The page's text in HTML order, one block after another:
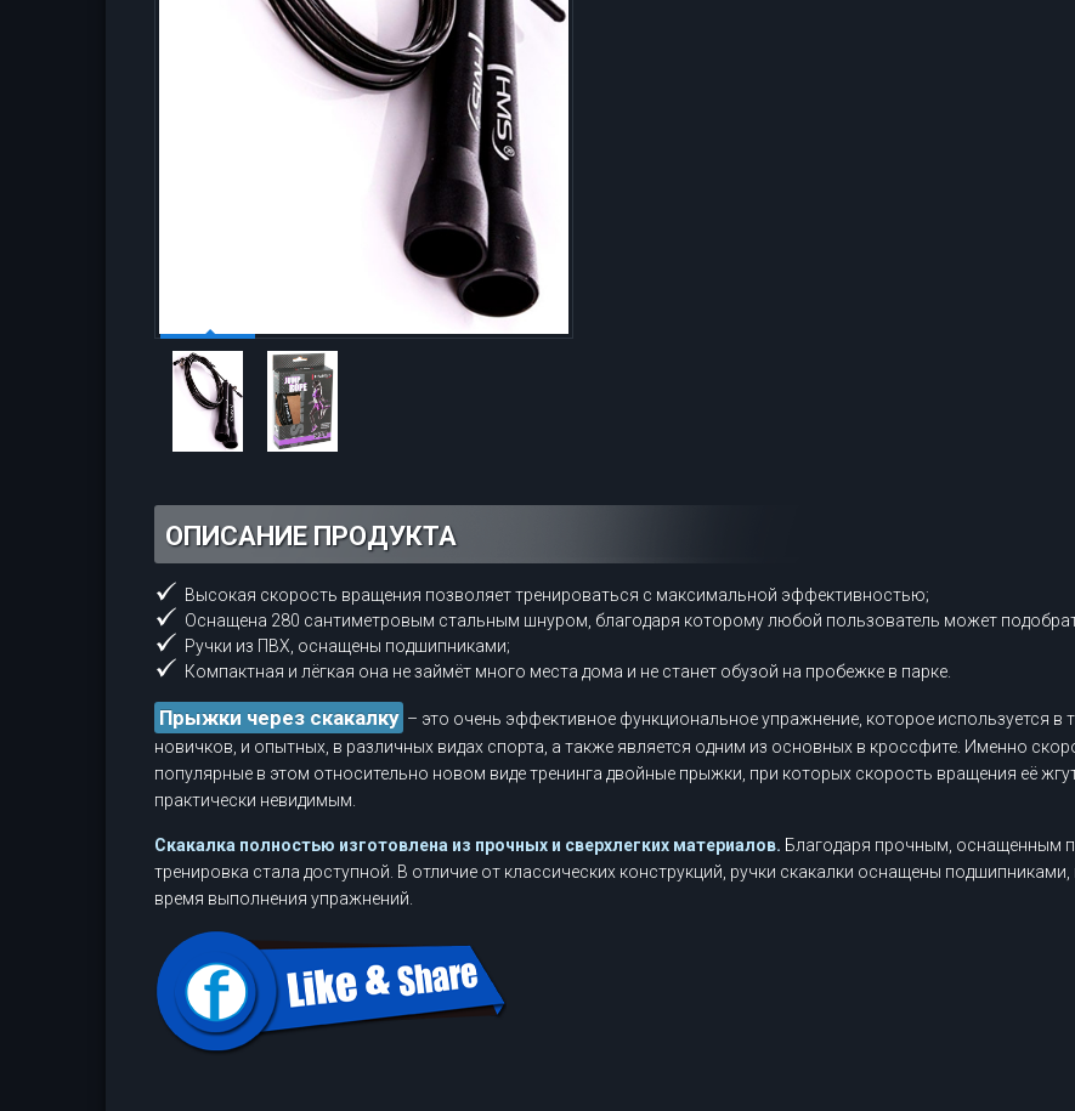
ОПИСАНИЕ ПРОДУКТА
Высокая скорость вращения позволяет тренироваться с максимальной эффективностью;
Оснащена 280 сантиметровым стальным шнуром, благодаря которому любой пользователь может
Ручки из ПВХ, оснащены подшипниками;
Компактная и лёгкая она не займёт много места дома и не станет обузой на пробежке в парке.
Прыжки через скакалку – это очень эффективное функциональное упражнение, которое используется
новичков, и опытных, в различных видах спорта, а также является одним из основных в кроссфите. Именно
популярные в этом относительно новом виде тренинга двойные прыжки, при которых скорость вращения её
практически невидимым.
Скакалка полностью изготовлена из прочных и сверхлегких материалов. Благодаря прочным, оснащенным
тренировка стала доступной. В отличие от классических конструкций, ручки скакалки оснащены
время выполнения упражнений.